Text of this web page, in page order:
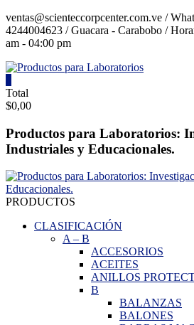
Saltar
contenido
ventas@scienteccorpcenter.com.ve /
4244004623 / Guacara - Carabobo /
am - 04:00 pm
Productos
para
Laboratorios
Investigación,
y
Educacionales.
Total
$0,00
Productos para Laboratorios:
Industriales y Educacionales.
PRODUCTOS
CLASIFICACIÓN
A– B
ACCESORIOS
ACEITES
ANILLOS
B
BALANZAS
BALONES